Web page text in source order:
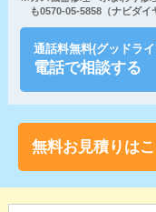
も0570-05-5858（ナビダイ
通話料無料(グッドラ
電話で相談する
無料お見積りは